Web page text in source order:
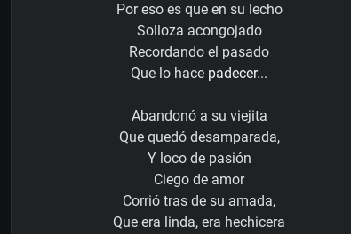
Por eso es que en su lecho
Solloza acongojado
Recordando el pasado
Que lo hace padecer...
Abandonó a su viejita
Que quedó desamparada,
Y loco de pasión
Ciego de amor
Corrió tras de su amada,
Que era linda, era hechicera